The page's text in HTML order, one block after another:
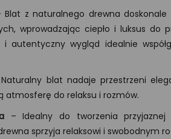
Blat z naturalnego drewna
wprowadzając ciepło i luksus do
i autentyczny wygląd idealnie
blat nadaje przestrzeni
atmosferę do relaksu i rozmów.
– Idealny do tworzenia
sprzyja relaksowi i swobodnym